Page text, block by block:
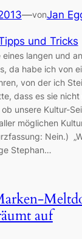
—vonJan
und Tricks
eines langen und
da habe ich von
von der ich
dass es sie
unsere Kultur-
möglichen
Nein.)
Stephan…
auf